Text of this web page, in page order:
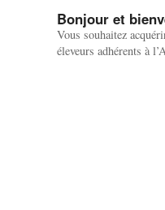
Bonjour et
Vous souhaitez
éleveurs adhérents à